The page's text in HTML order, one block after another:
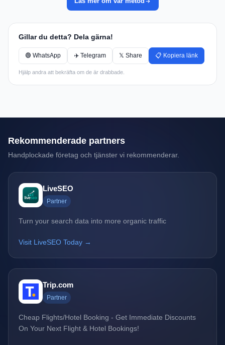
Gillar du detta? Dela gärna!
🟢 WhatsApp ✈️ Telegram 𝕏 Share 📋 Kopiera länk
Hjälp andra att bekräfta om de är drabbade.
Rekommenderade partners
Handplockade företag och tjänster vi rekommenderar.
LiveSEO
Partner
Turn your search data into more organic traffic
Visit LiveSEO Today →
Trip.com
Partner
Cheap Flights/Hotel Booking - Get Immediate Discounts
On Your Next Flight & Hotel Bookings!